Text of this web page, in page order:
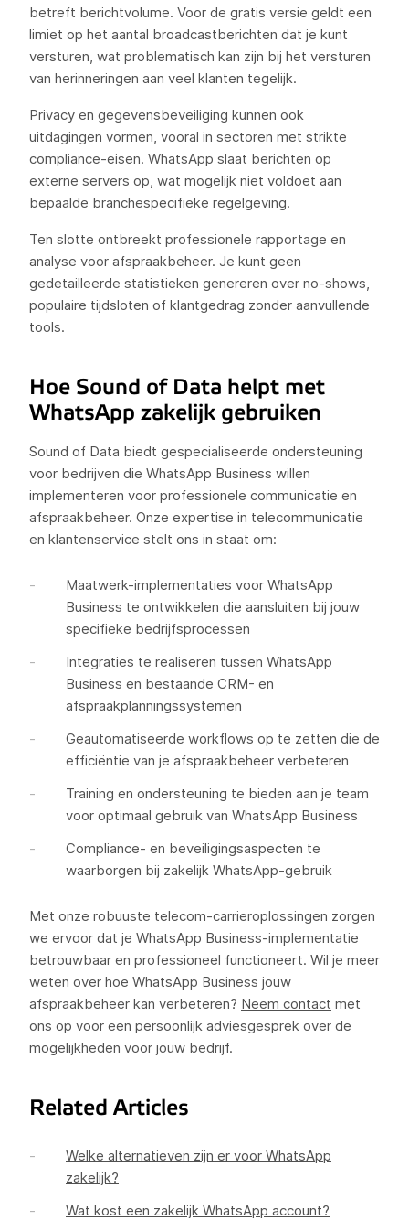
betreft berichtvolume. Voor de gratis versie geldt een
limiet op het aantal broadcastberichten dat je kunt
versturen, wat problematisch kan zijn bij het versturen
van herinneringen aan veel klanten tegelijk.
Privacy en gegevensbeveiliging kunnen ook
uitdagingen vormen, vooral in sectoren met strikte
compliance-eisen. WhatsApp slaat berichten op
externe servers op, wat mogelijk niet voldoet aan
bepaalde branchespecifieke regelgeving.
Ten slotte ontbreekt professionele rapportage en
analyse voor afspraakbeheer. Je kunt geen
gedetailleerde statistieken genereren over no-shows,
populaire tijdsloten of klantgedrag zonder aanvullende
tools.
Hoe Sound of Data helpt met
WhatsApp zakelijk gebruiken
Sound of Data biedt gespecialiseerde ondersteuning
voor bedrijven die WhatsApp Business willen
implementeren voor professionele communicatie en
afspraakbeheer. Onze expertise in telecommunicatie
en klantenservice stelt ons in staat om:
Maatwerk-implementaties voor WhatsApp
Business te ontwikkelen die aansluiten bij jouw
specifieke bedrijfsprocessen
Integraties te realiseren tussen WhatsApp
Business en bestaande CRM- en
afspraakplanningssystemen
Geautomatiseerde workflows op te zetten die de
efficiëntie van je afspraakbeheer verbeteren
Training en ondersteuning te bieden aan je team
voor optimaal gebruik van WhatsApp Business
Compliance- en beveiligingsaspecten te
waarborgen bij zakelijk WhatsApp-gebruik
Met onze robuuste telecom-carrieroplossingen zorgen
we ervoor dat je WhatsApp Business-implementatie
betrouwbaar en professioneel functioneert. Wil je meer
weten over hoe WhatsApp Business jouw
afspraakbeheer kan verbeteren? Neem contact met
ons op voor een persoonlijk adviesgesprek over de
mogelijkheden voor jouw bedrijf.
Related Articles
Welke alternatieven zijn er voor WhatsApp
zakelijk?
Wat kost een zakelijk WhatsApp account?